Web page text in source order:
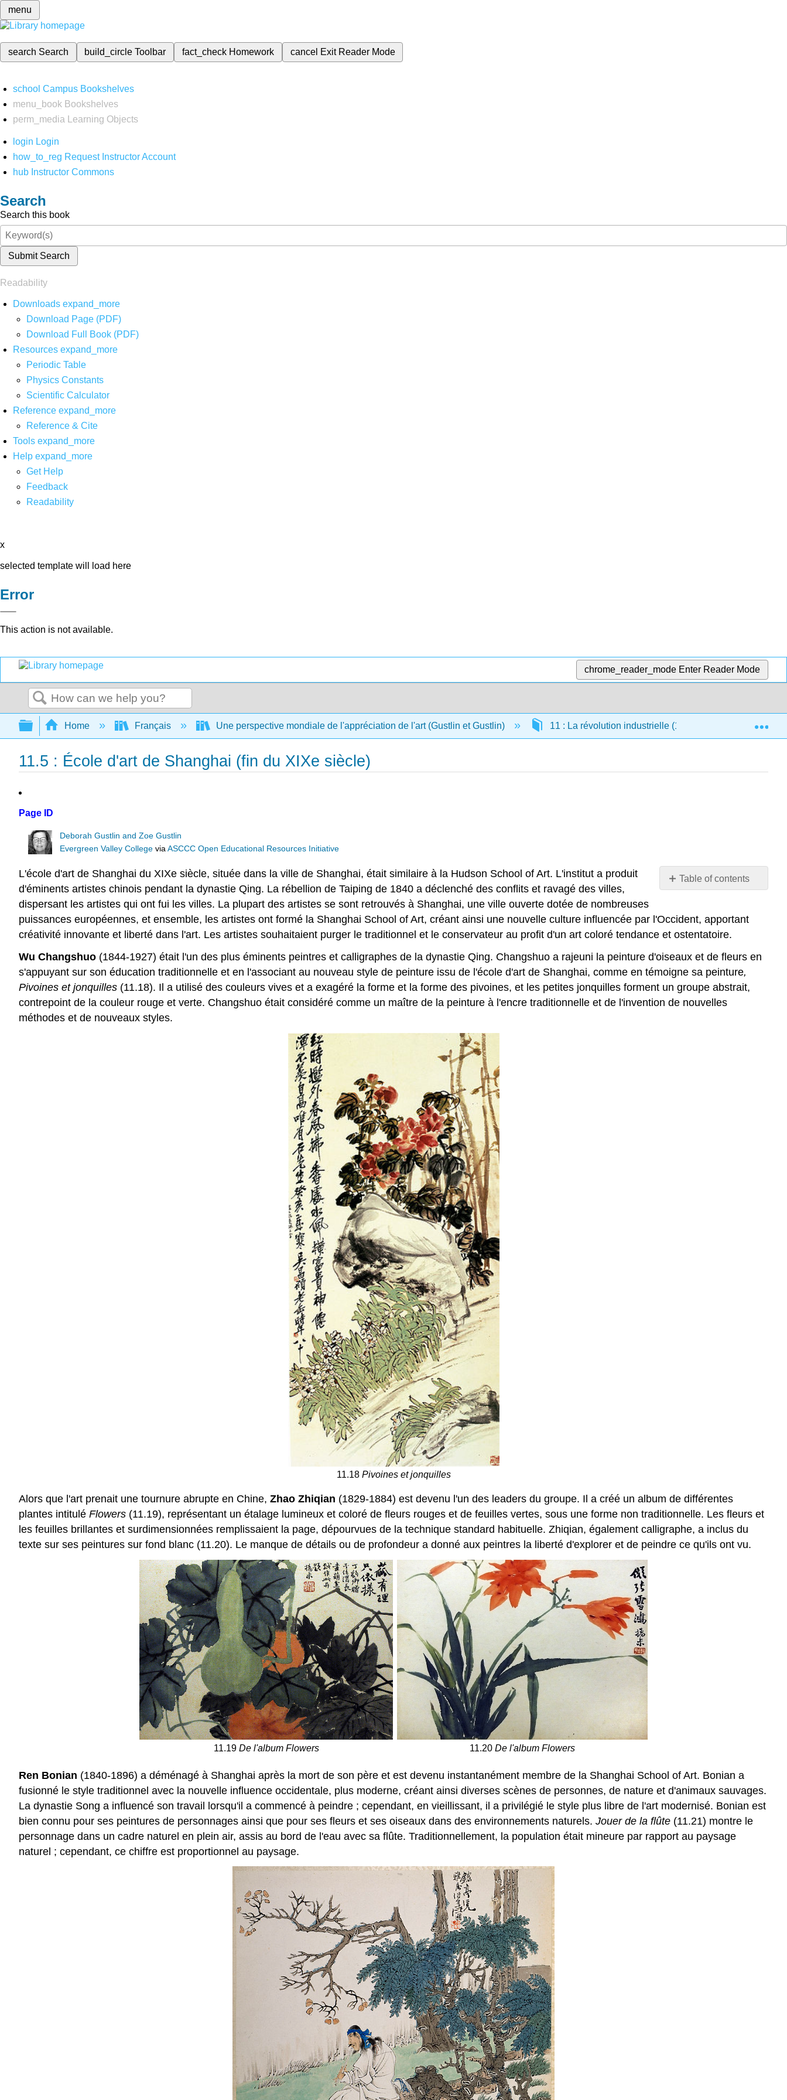
menu
search Search build_circleToolbar fact_check Homework cancel Exit Reader Mode
school Campus Bookshelves
menu_book Bookshelves
perm_media
Learning Objects
login Login
how_to_reg Request Instructor Account
hub Instructor Commons
Search
Search this book
Submit Search
Readability
Downloads expand_more
Download Page (PDF)
Download Full Book (PDF)
Resources expand_more
Periodic Table
Physics Constants
Scientific Calculator
Reference expand_more
Reference & Cite
Tools expand_more
Help expand_more
Get Help
Feedback
Readability
x
selected template will load here
Error
This action is not available.
chrome_reader_mode Enter Reader Mode
Search
Expand/collapse global hierarchy
Home Français Une perspective mondiale de l'appréciation de l'art (Gustlin et Gustlin) 11 : La révolution industrielle (1800 CE — 1899 CE)
11.5 : École d'art de Shanghai (fin du XIXe siècle)
Page ID
Deborah Gustlin and Zoe Gustlin
Evergreen Valley College viaASCCC Open Educational Resources Initiative
Table of contents
No
L'école d'art de Shanghai du XIXe siècle, située dans la ville de Shanghai, était similaire à la Hudson School of Art. L'institut a produit
d'éminents artistes chinois pendant la dynastie Qing. La rébellion de Taiping de 1840 a déclenché des conflits et ravagé des villes,
dispersant les artistes qui ont fui les villes. La plupart des artistes se sont retrouvés à Shanghai, une ville ouverte dotée de nombreuses
puissances européennes, et ensemble, les artistes ont formé la Shanghai School of Art, créant ainsi une nouvelle culture influencée par l'Occident, apportant
créativité innovante et liberté dans l'art. Les artistes souhaitaient purger le traditionnel et le conservateur au profit d'un art coloré tendance et ostentatoire.
Wu Changshuo (1844-1927) était l'un des plus éminents peintres et calligraphes de la dynastie Qing. Changshuo a rajeuni la peinture d'oiseaux et de fleurs en
s'appuyant sur son éducation traditionnelle et en l'associant au nouveau style de peinture issu de l'école d'art de Shanghai, comme en témoigne sa peinture,
Pivoines et jonquilles (11.18). Il a utilisé des couleurs vives et a exagéré la forme et la forme des pivoines, et les petites jonquilles forment un groupe abstrait,
contrepoint de la couleur rouge et verte. Changshuo était considéré comme un maître de la peinture à l'encre traditionnelle et de l'invention de nouvelles
méthodes et de nouveaux styles.
11.18 Pivoines et jonquilles
Alors que l'art prenait une tournure abrupte en Chine, Zhao Zhiqian (1829-1884) est devenu l'un des leaders du groupe. Il a créé un album de différentes
plantes intitulé Flowers (11.19), représentant un étalage lumineux et coloré de fleurs rouges et de feuilles vertes, sous une forme non traditionnelle. Les fleurs et
les feuilles brillantes et surdimensionnées remplissaient la page, dépourvues de la technique standard habituelle. Zhiqian, également calligraphe, a inclus du
texte sur ses peintures sur fond blanc (11.20). Le manque de détails ou de profondeur a donné aux peintres la liberté d'explorer et de peindre ce qu'ils ont vu.
11.19 De l'album Flowers 11.20 De l'album Flowers
Ren Bonian (1840-1896) a déménagé à Shanghai après la mort de son père et est devenu instantanément membre de la Shanghai School of Art. Bonian a
fusionné le style traditionnel avec la nouvelle influence occidentale, plus moderne, créant ainsi diverses scènes de personnes, de nature et d'animaux sauvages.
La dynastie Song a influencé son travail lorsqu'il a commencé à peindre ; cependant, en vieillissant, il a privilégié le style plus libre de l'art modernisé. Bonian est
bien connu pour ses peintures de personnages ainsi que pour ses fleurs et ses oiseaux dans des environnements naturels. Jouer de la flûte (11.21) montre le
personnage dans un cadre naturel en plein air, assis au bord de l'eau avec sa flûte. Traditionnellement, la population était mineure par rapport au paysage
naturel ; cependant, ce chiffre est proportionnel au paysage.